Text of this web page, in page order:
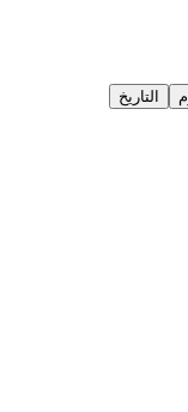
التاريخ